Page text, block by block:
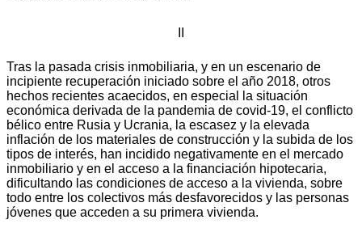
Tras la pasada crisis inmobiliaria, y en un escenario de
incipiente recuperación iniciado sobre el año 2018, otros
hechos recientes acaecidos, en especial la situación
económica derivada de la pandemia de covid-19, el conflicto
bélico entre Rusia y Ucrania, la escasez y la elevada
inflación de los materiales de construcción y la subida de los
tipos de interés, han incidido negativamente en el mercado
inmobiliario y en el acceso a la financiación hipotecaria,
dificultando las condiciones de acceso a la vivienda, sobre
todo entre los colectivos más desfavorecidos y las personas
jóvenes que acceden a su primera vivienda.